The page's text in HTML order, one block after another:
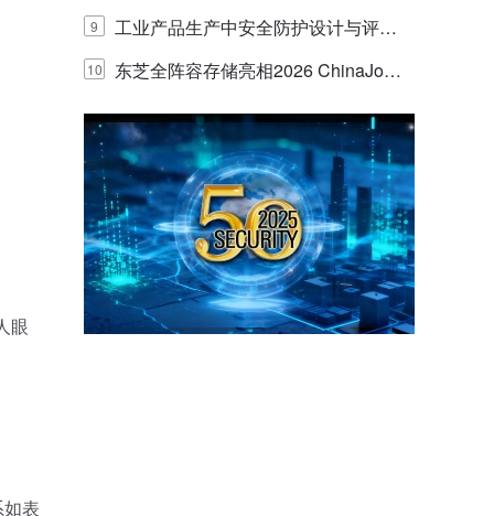
眼
表
E IQ 3.20开启安防运营智能新时代
9
工业产品生产中安全防护设计与评估
的实践与探讨
10
东芝全阵容存储亮相2026 ChinaJo
y，以海量数据底座赋能“与AI同游”新
体验